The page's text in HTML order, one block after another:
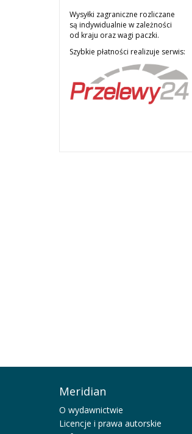
Wysyłki zagraniczne rozliczane
są indywidualnie w zależności
od kraju oraz wagi paczki.
Szybkie płatności realizuje serwis:
Meridian
O wydawnictwie
Licencje i prawa autorskie